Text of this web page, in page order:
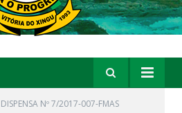
DISPENSA Nº 7/2017-007-FMAS